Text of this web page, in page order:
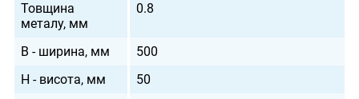
Товщина
металу, мм
0.8
B - ширина, мм
500
H - висота, мм
50